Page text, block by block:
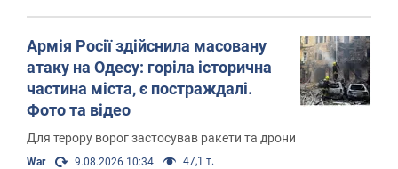
Армія Росії здійснила масовану
атаку на Одесу: горіла історична
частина міста, є постраждалі.
Фото та відео
Для терору ворог застосував ракети та дрони
War 9.08.2026 10:34 47,1 т.